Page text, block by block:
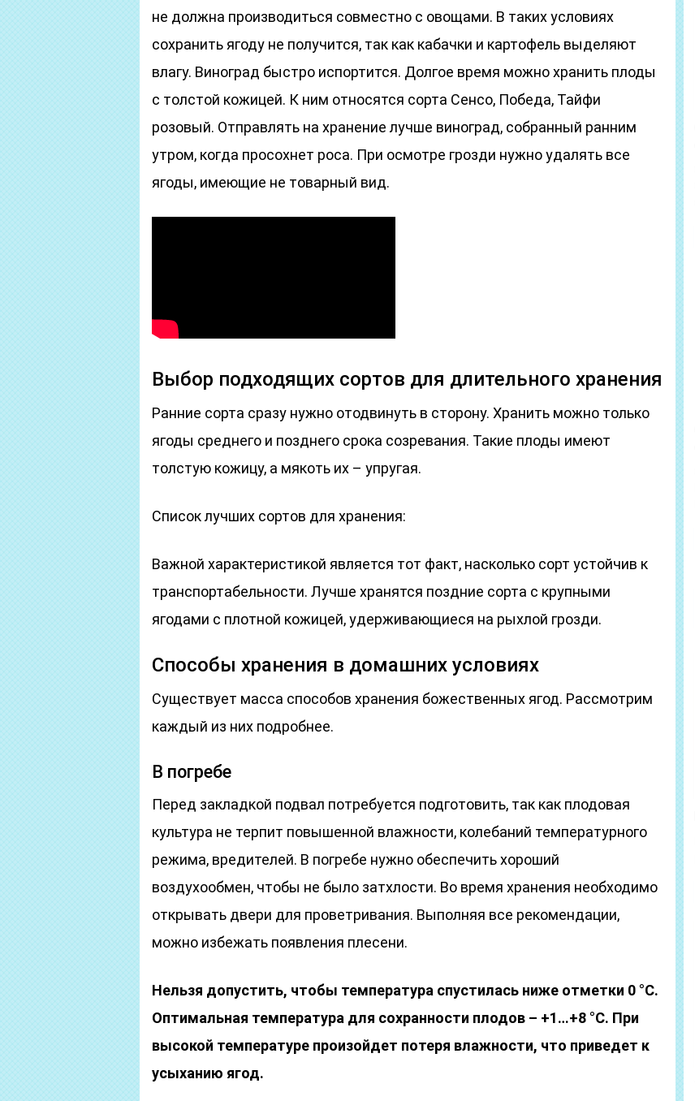
не должна производиться совместно с овощами. В таких условиях
сохранить ягоду не получится, так как кабачки и картофель выделяют
влагу. Виноград быстро испортится. Долгое время можно хранить плоды
с толстой кожицей. К ним относятся сорта Сенсо, Победа, Тайфи
розовый. Отправлять на хранение лучше виноград, собранный ранним
утром, когда просохнет роса. При осмотре грозди нужно удалять все
ягоды, имеющие не товарный вид.
Выбор подходящих сортов для длительного хранения
Ранние сорта сразу нужно отодвинуть в сторону. Хранить можно только
ягоды среднего и позднего срока созревания. Такие плоды имеют
толстую кожицу, а мякоть их – упругая.
Список лучших сортов для хранения:
Важной характеристикой является тот факт, насколько сорт устойчив к
транспортабельности. Лучше хранятся поздние сорта с крупными
ягодами с плотной кожицей, удерживающиеся на рыхлой грозди.
Способы хранения в домашних условиях
Существует масса способов хранения божественных ягод. Рассмотрим
каждый из них подробнее.
В погребе
Перед закладкой подвал потребуется подготовить, так как плодовая
культура не терпит повышенной влажности, колебаний температурного
режима, вредителей. В погребе нужно обеспечить хороший
воздухообмен, чтобы не было затхлости. Во время хранения необходимо
открывать двери для проветривания. Выполняя все рекомендации,
можно избежать появления плесени.
Нельзя допустить, чтобы температура спустилась ниже отметки 0 °C.
Оптимальная температура для сохранности плодов – +1…+8 °C. При
высокой температуре произойдет потеря влажности, что приведет к
усыханию ягод.